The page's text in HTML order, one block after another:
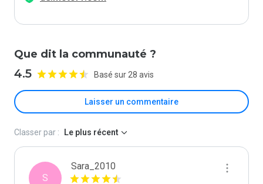
Que dit la communauté ?
4.5 Basé sur 28 avis
Laisser un commentaire
Classer par : Le plus récent
S
Sara_2010